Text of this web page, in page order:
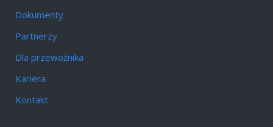
Dokumenty
Partnerzy
Dla przewoźnika
Kariera
Kontakt